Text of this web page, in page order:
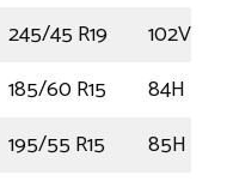
245/45 R19
102V
185/60 R15
84H
195/55 R15
85H